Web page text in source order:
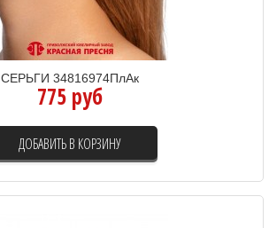
СЕРЬГИ 34816974ПлАк
775 руб
ДОБАВИТЬ В КОРЗИНУ